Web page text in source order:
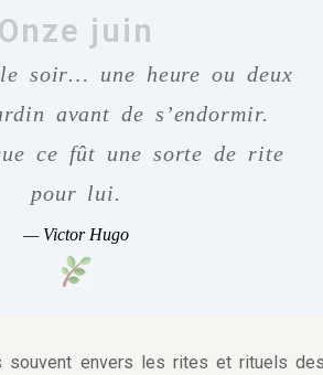
Onze juin
soir… une heure ou deux
avant de s’endormir.
ce fût une sorte de rite
pour lui.
— Victor Hugo
envers les rites et rituels